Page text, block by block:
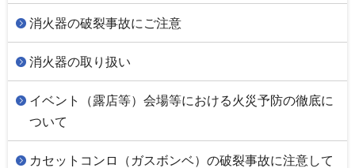
消火器の破裂事故にご注意
消火器の取り扱い
イベント（露店等）会場等における火災予防の徹底に
ついて
カセットコンロ（ガスボンベ）の破裂事故に注意して